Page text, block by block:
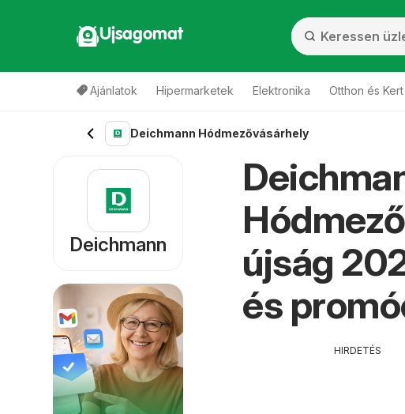
Ujsagomat
Ajánlatok Hipermarketek Elektronika Otthon és Kert
Deichmann Hódmezővásárhely
újság
és
HIRDETÉS
Deichmann